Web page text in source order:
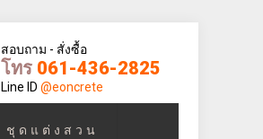
ชุดแต่งสวน
สอบถาม - สั่งซื้อ
โทร 061-436-2825
Line ID @eoncrete